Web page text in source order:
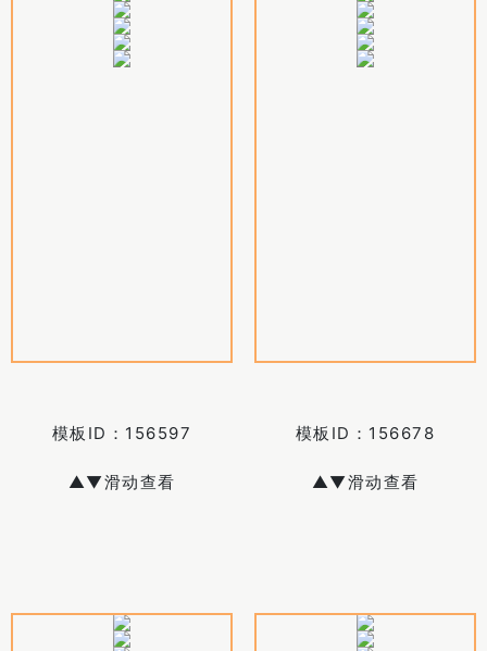
模板ID： 156597
▲▼滑动查看
模板ID： 156678
▲▼滑动查看